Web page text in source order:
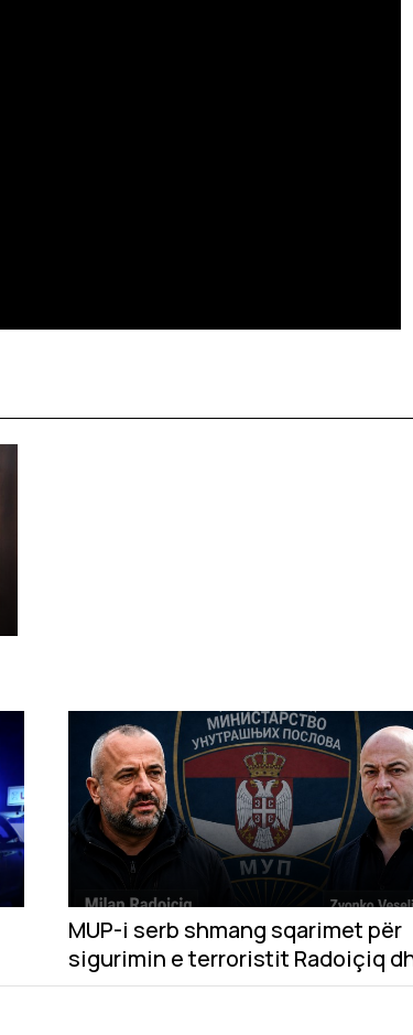
MUP-i serb shmang sqarimet për
sigurimin e terroristit Radoiçiq
Veselinoviqit